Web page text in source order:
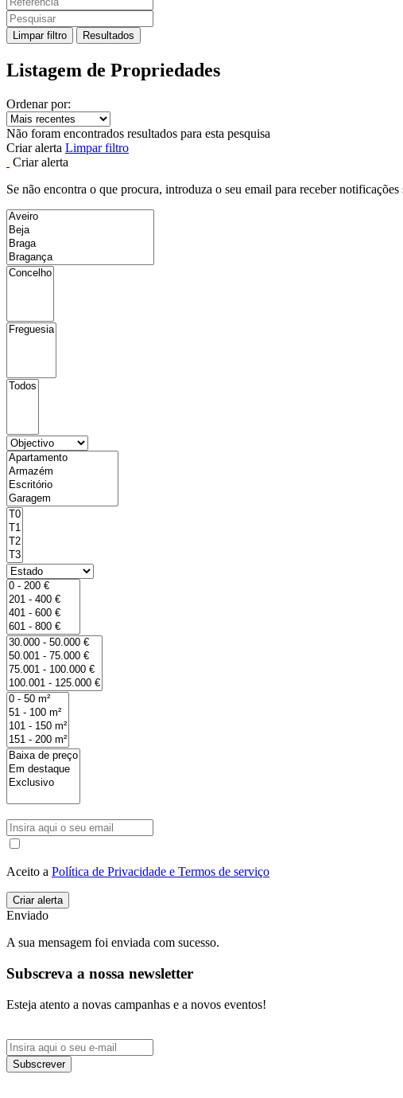
Limpar filtro Resultados
Listagem de Propriedades
Ordenar por:
Não foram encontrados resultados para esta pesquisa
Criar alerta Limpar filtro
Criar alerta
Se não encontra o que procura, introduza o seu email para receber
Aceito a Política de Privacidade e Termos de serviço
Enviado
A sua mensagem foi enviada com sucesso.
Subscreva a nossa newsletter
Esteja atento a novas campanhas e a novos eventos!